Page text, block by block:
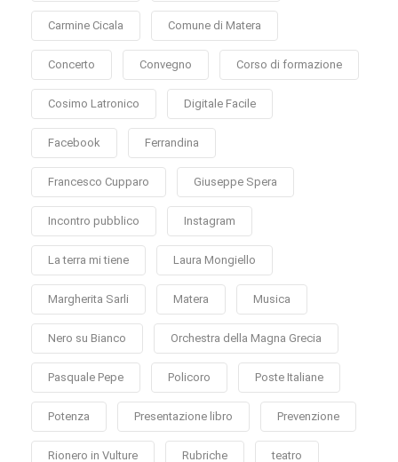
Carmine Cicala Comune di Matera
Concerto Convegno Corso di formazione
Cosimo Latronico Digitale Facile
Facebook Ferrandina
Francesco Cupparo Giuseppe Spera
Incontro pubblico Instagram
La terra mi tiene Laura Mongiello
Margherita Sarli Matera Musica
Nero su Bianco Orchestra della Magna Grecia
Pasquale Pepe Policoro Poste Italiane
Potenza Presentazione libro Prevenzione
Rionero in Vulture Rubriche teatro